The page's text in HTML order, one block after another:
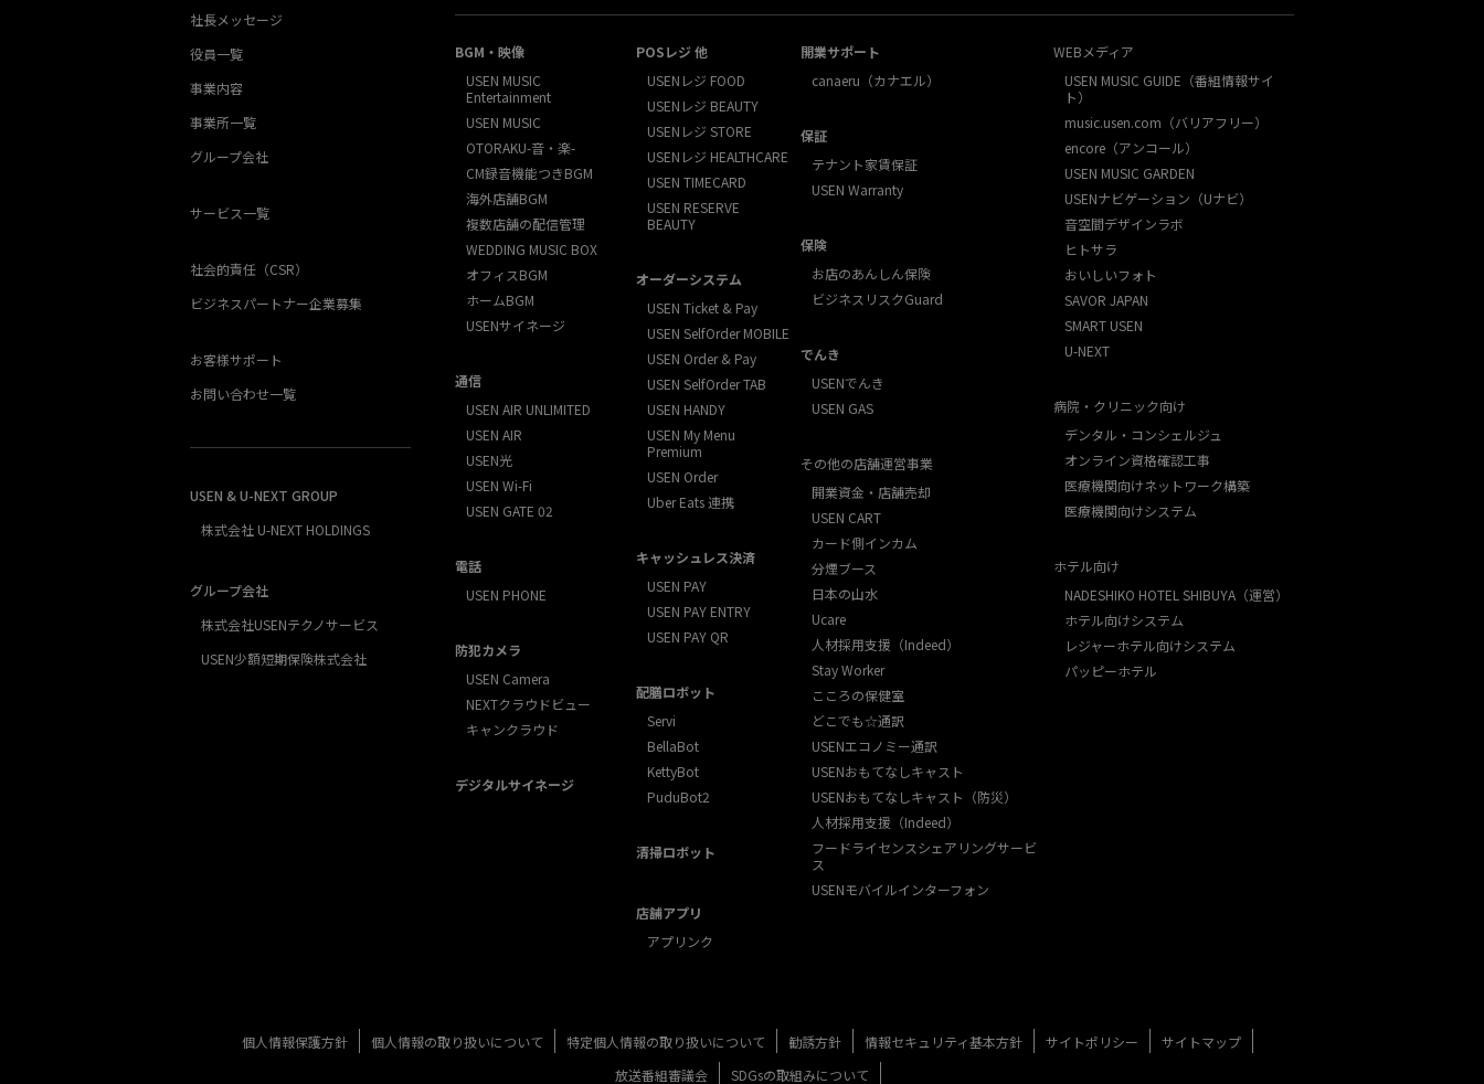
社長メッセージ
役員一覧
事業内容
事業所一覧
グループ会社
サービス一覧
社会的責任（CSR）
ビジネスパートナー企業募集
お客様サポート
お問い合わせ一覧
USEN & U-NEXT GROUP
株式会社 U-NEXT HOLDINGS
グループ会社
株式会社USENテクノサービス
USEN少額短期保険株式会社
BGM・映像
USEN MUSIC
Entertainment
USEN MUSIC
OTORAKU-音・楽-
CM録音機能つきBGM
海外店舗BGM
複数店舗の配信管理
WEDDING MUSIC BOX
オフィスBGM
ホームBGM
USENサイネージ
通信
USEN AIR UNLIMITED
USEN AIR
USEN光
USEN Wi-Fi
USEN GATE 02
電話
USEN PHONE
防犯カメラ
USEN Camera
NEXTクラウドビュー
キャンクラウド
デジタルサイネージ
POSレジ 他
USENレジ FOOD
USENレジ BEAUTY
USENレジ STORE
USENレジ HEALTHCARE
USEN TIMECARD
USEN RESERVE
BEAUTY
オーダーシステム
USEN Ticket & Pay
USEN SelfOrder MOBILE
USEN Order & Pay
USEN SelfOrder TAB
USEN HANDY
USEN My Menu
Premium
USEN Order
Uber Eats 連携
キャッシュレス決済
USEN PAY
USEN PAY ENTRY
USEN PAY QR
配膳ロボット
Servi
BellaBot
KettyBot
PuduBot2
清掃ロボット
店舗アプリ
アプリンク
開業サポート
canaeru（カナエル）
保証
テナント家賃保証
USEN Warranty
保険
お店のあんしん保険
ビジネスリスクGuard
でんき
USENでんき
USEN GAS
その他の店舗運営事業
開業資金・店舗売却
USEN CART
カード側インカム
分煙ブース
日本の山水
Ucare
人材採用支援（Indeed）
Stay Worker
こころの保健室
どこでも☆通訳
USENエコノミー通訳
USENおもてなしキャスト
USENおもてなしキャスト（防災）
人材採用支援（Indeed）
フードライセンスシェアリングサービ
ス
USENモバイルインターフォン
WEBメディア
USEN MUSIC GUIDE（番組情報サイ
ト）
music.usen.com（バリアフリー）
encore（アンコール）
USEN MUSIC GARDEN
USENナビゲーション（Uナビ）
音空間デザインラボ
ヒトサラ
おいしいフォト
SAVOR JAPAN
SMART USEN
U-NEXT
病院・クリニック向け
デンタル・コンシェルジュ
オンライン資格確認工事
医療機関向けネットワーク構築
医療機関向けシステム
ホテル向け
NADESHIKO HOTEL SHIBUYA（運営）
ホテル向けシステム
レジャーホテル向けシステム
パッピーホテル
個人情報保護方針 個人情報の取り扱いについて 特定個人情報の取り扱いについて 勧誘方針 情報セキュリティ基本方針 サイトポリシー
サイトマップ
放送番組審議会
SDGsの取組みについて